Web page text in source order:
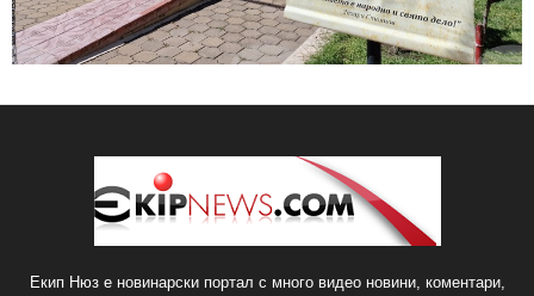
Екип Нюз е новинарски портал с много видео новини, коментари,